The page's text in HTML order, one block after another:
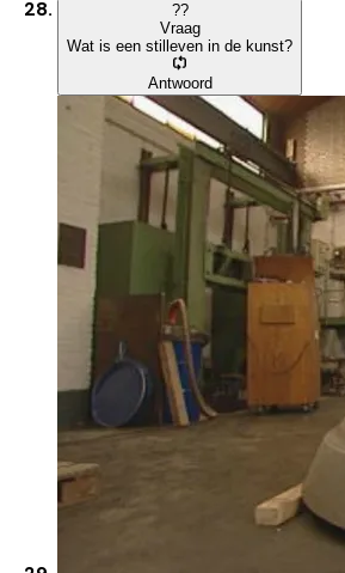
??
Vraag
Wat is een stilleven in de kunst?
Antwoord